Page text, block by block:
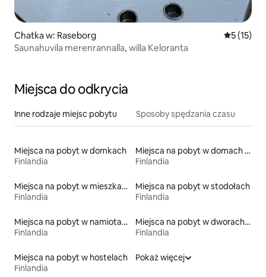
Chatka w: Raseborg Średnia
5 (15)
Saunahuvila merenrannalla, willa Keloranta
Miejsca do odkrycia
Inne rodzaje miejsc pobytu Sposoby spędzania czasu
Miejsca na pobyt w domkach
Finlandia
Miejsca na pobyt w domach wakacyjnych
Finlandia
Miejsca na pobyt w mieszkaniach
Finlandia
Miejsca na pobyt w stodołach
Finlandia
Miejsca na pobyt w namiotach
Finlandia
Miejsca na pobyt w dworach i rezydencjach
Finlandia
Miejsca na pobyt w hostelach
Finlandia
Pokaż więcej